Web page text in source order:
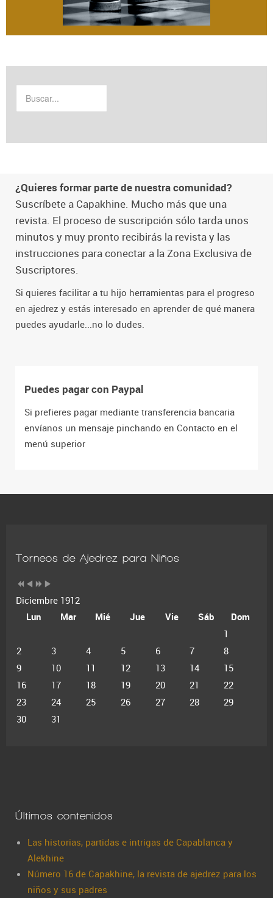
¿Quieres formar parte de nuestra comunidad?
Suscríbete a Capakhine. Mucho más que una
revista. El proceso de suscripción sólo tarda unos
minutos y muy pronto recibirás la revista y las
instrucciones para conectar a la Zona Exclusiva de
Suscriptores.
Si quieres facilitar a tu hijo herramientas para el progreso
en ajedrez y estás interesado en aprender de qué manera
puedes ayudarle...no lo dudes.
Puedes pagar con Paypal
Si prefieres pagar mediante transferencia bancaria
envíanos un mensaje pinchando en Contacto en el
menú superior
Torneos de Ajedrez para Niños
Diciembre 1912
Lun
Mar Mié Jue Vie Sáb
Dom
1
2
3 4 5 6 7
8
9
10 11 12 13 14
15
16
17 18 19 20 21
22
23
24 25 26 27 28
29
30
31
Últimos contenidos
Las historias, partidas e intrigas de Capablanca y
Alekhine
Número 16 de Capakhine, la revista de ajedrez para los
niños y sus padres